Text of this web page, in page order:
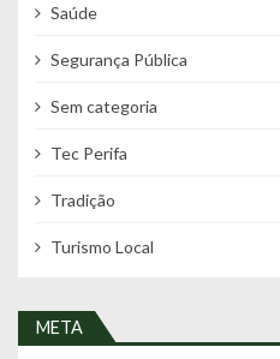
Saúde
Segurança Pública
Sem categoria
Tec Perifa
Tradição
Turismo Local
META